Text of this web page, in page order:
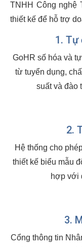
TNHH Công nghệ
thiết kế để hỗ trợ
1. Tự
GoHR số hóa và
từ tuyển dụng,
suất và đào
2.
Hệ thống cho
thiết kế biểu mẫu
hợp với
3.
Cổng thông tin